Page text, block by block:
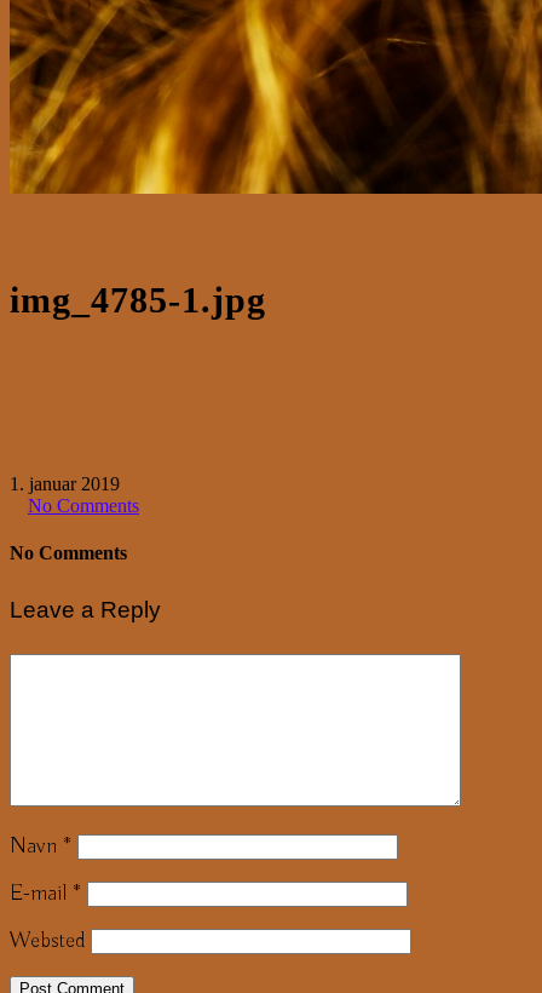
img_4785-1.jpg
1. januar 2019
No Comments
No Comments
Leave a Reply
Navn *
E-mail *
Websted